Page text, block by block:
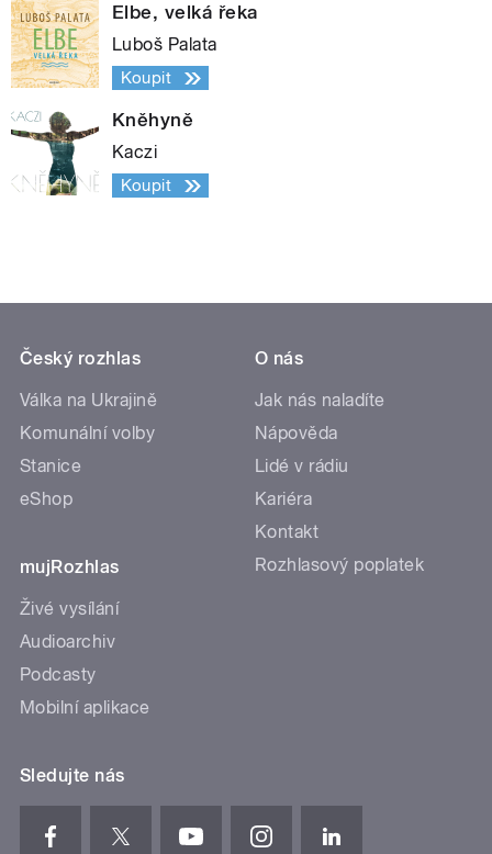
Elbe, velká řeka
Luboš Palata
Koupit
Kněhyně
Kaczi
Koupit
Český rozhlas
Válka na Ukrajině
Komunální volby
Stanice
eShop
mujRozhlas
Živé vysílání
Audioarchiv
Podcasty
Mobilní aplikace
O nás
Jak nás naladíte
Nápověda
Lidé v rádiu
Kariéra
Kontakt
Rozhlasový poplatek
Sledujte nás